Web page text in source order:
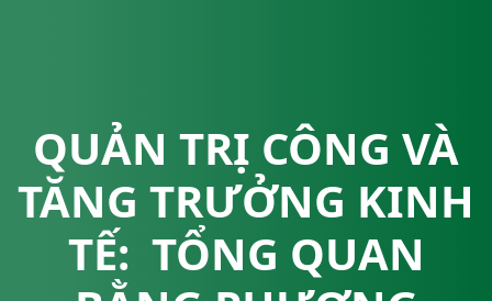
QUẢN TRỊ CÔNG VÀ
TĂNG TRƯỞNG KINH
TẾ: TỔNG QUAN